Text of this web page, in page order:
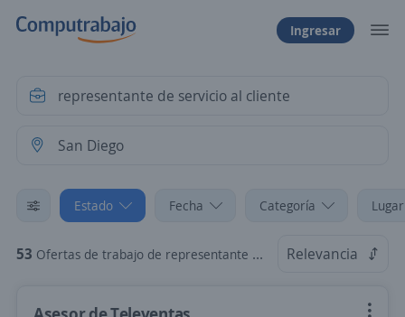
Ingresar
Estado Fecha Categoría
53 Ofertas de trabajo de representante de servicio al cliente en San Diego, Carabobo Relevancia